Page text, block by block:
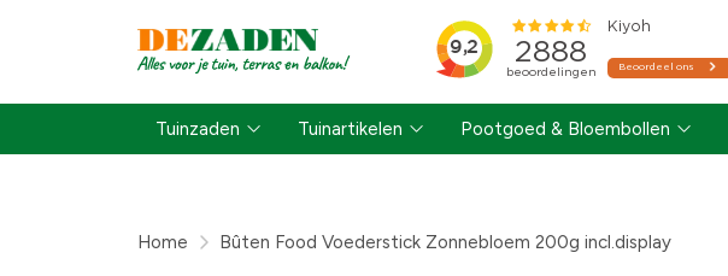
Tuinzaden Tuinartikelen Pootgoed & Bloembollen
Home Bûten Food Voederstick Zonnebloem 200g incl.display